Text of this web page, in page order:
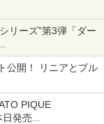
施
リーズ”第3弾「ダー
大型チーズバーガー
公開！ リニアとプル
PIQUE
発売